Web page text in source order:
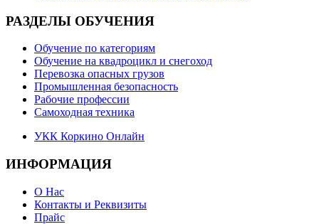
РАЗДЕЛЫ ОБУЧЕНИЯ
Обучение по категориям
Обучение на квадроцикл и снегоход
Перевозка опасных грузов
Промышленная безопасность
Рабочие профессии
Самоходная техника
УКК Коркино Онлайн
ИНФОРМАЦИЯ
О Нас
Контакты и Реквизиты
Прайс